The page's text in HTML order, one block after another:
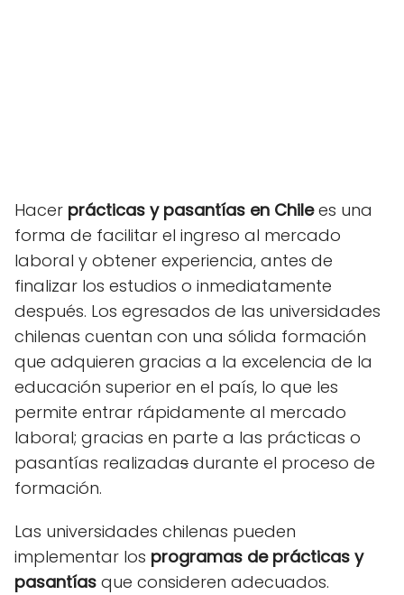
Hacer prácticas y pasantías en Chilees una
forma de facilitar el ingreso al mercado
laboral y obtener experiencia, antes de
finalizar los estudios o inmediatamente
después. Los egresados de las universidades
chilenas cuentan con una sólida formación
que adquieren gracias a la excelencia de la
educación superior en el país, lo que les
permite entrar rápidamente al mercado
laboral; gracias en parte a las prácticas o
pasantías realizadas durante el proceso de
formación.
Las universidades chilenas pueden
implementar los programas de prácticas y
pasantías que consideren adecuados.